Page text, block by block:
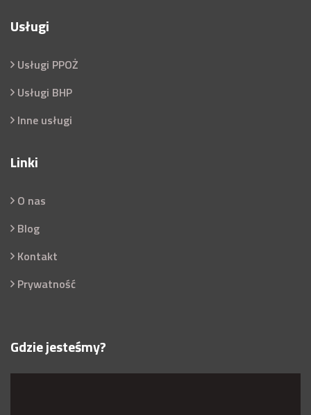
Usługi
Usługi PPOŻ
Usługi BHP
Inne usługi
Linki
O nas
Blog
Kontakt
Prywatność
Gdzie jesteśmy?